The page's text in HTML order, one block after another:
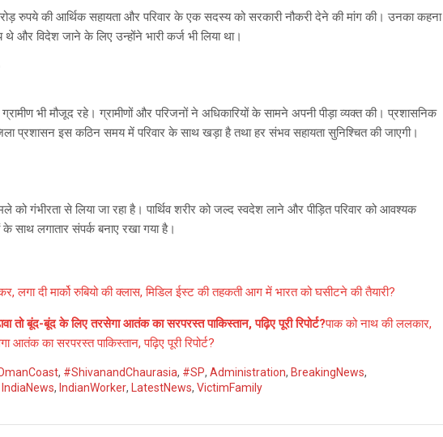
रुपये की आर्थिक सहायता और परिवार के एक सदस्य को सरकारी नौकरी देने की मांग की। उनका कहना
और विदेश जाने के लिए उन्होंने भारी कर्ज भी लिया था।
भी मौजूद रहे। ग्रामीणों और परिजनों ने अधिकारियों के सामने अपनी पीड़ा व्यक्त की। प्रशासनिक
प्रशासन इस कठिन समय में परिवार के साथ खड़ा है तथा हर संभव सहायता सुनिश्चित की जाएगी।
को गंभीरता से लिया जा रहा है। पार्थिव शरीर को जल्द स्वदेश लाने और पीड़ित परिवार को आवश्यक
साथ लगातार संपर्क बनाए रखा गया है।
दी मार्को रुबियो की क्लास, मिडिल ईस्ट की तहकती आग में भारत को घसीटने की तैयारी?
तो बूंद-बूंद के लिए तरसेगा आतंक का सरपरस्त पाकिस्तान, पढ़िए पूरी रिपोर्ट?पाक को नाथ की ललकार,
का सरपरस्त पाकिस्तान, पढ़िए पूरी रिपोर्ट?
, #ShivanandChaurasia, #SP,Administration, BreakingNews,
IndiaNews, IndianWorker, LatestNews,VictimFamily